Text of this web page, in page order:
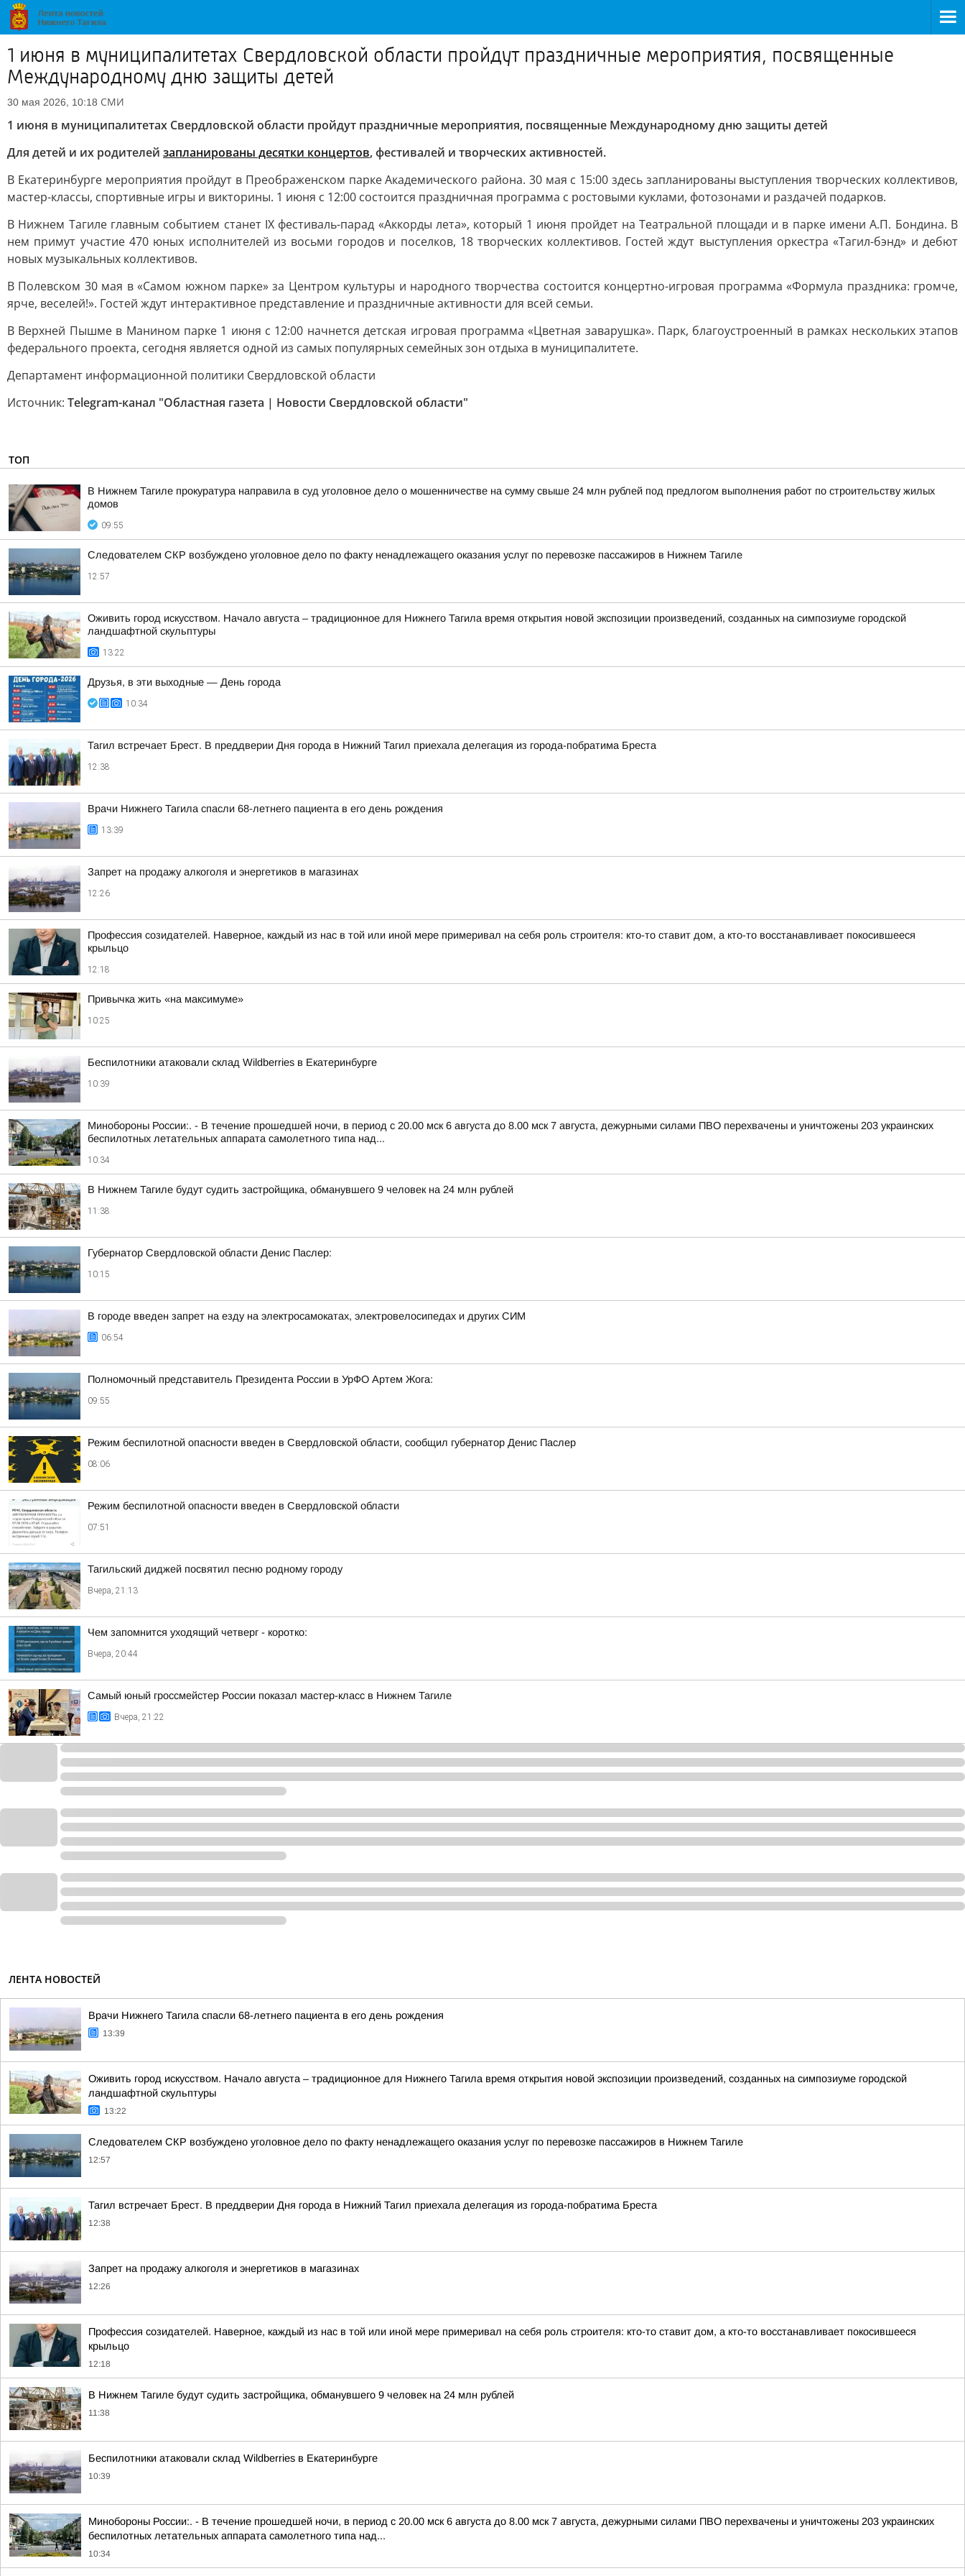
1 июня в муниципалитетах Свердловской области пройдут праздничные мероприятия, посвященные
Международному дню защиты детей
30 мая 2026, 10:18 СМИ
1 июня в муниципалитетах Свердловской области пройдут праздничные мероприятия, посвященные Международному дню защиты детей
Для детей и их родителей запланированы десятки концертов, фестивалей и творческих активностей.
В Екатеринбурге мероприятия пройдут в Преображенском парке Академического района. 30 мая с 15:00 здесь запланированы выступления творческих коллективов,
мастер-классы, спортивные игры и викторины. 1 июня с 12:00 состоится праздничная программа с ростовыми куклами, фотозонами и раздачей подарков.
В Нижнем Тагиле главным событием станет IX фестиваль-парад «Аккорды лета», который 1 июня пройдет на Театральной площади и в парке имени А.П. Бондина. В
нем примут участие 470 юных исполнителей из восьми городов и поселков, 18 творческих коллективов. Гостей ждут выступления оркестра «Тагил-бэнд» и дебют
новых музыкальных коллективов.
В Полевском 30 мая в «Самом южном парке» за Центром культуры и народного творчества состоится концертно-игровая программа «Формула праздника: громче,
ярче, веселей!». Гостей ждут интерактивное представление и праздничные активности для всей семьи.
В Верхней Пышме в Манином парке 1 июня с 12:00 начнется детская игровая программа «Цветная заварушка». Парк, благоустроенный в рамках нескольких этапов
федерального проекта, сегодня является одной из самых популярных семейных зон отдыха в муниципалитете.
Департамент информационной политики Свердловской области
Источник: Telegram-канал "Областная газета | Новости Свердловской области"
ТОП
В Нижнем Тагиле прокуратура направила в суд уголовное дело о мошенничестве на сумму свыше 24 млн рублей под предлогом выполнения работ по строительству жилых
домов
09:55
Следователем СКР возбуждено уголовное дело по факту ненадлежащего оказания услуг по перевозке пассажиров в Нижнем Тагиле
12:57
Оживить город искусством. Начало августа – традиционное для Нижнего Тагила время открытия новой экспозиции произведений, созданных на симпозиуме городской
ландшафтной скульптуры
13:22
Друзья, в эти выходные — День города
10:34
Тагил встречает Брест. В преддверии Дня города в Нижний Тагил приехала делегация из города-побратима Бреста
12:38
Врачи Нижнего Тагила спасли 68-летнего пациента в его день рождения
13:39
Запрет на продажу алкоголя и энергетиков в магазинах
12:26
Профессия созидателей. Наверное, каждый из нас в той или иной мере примеривал на себя роль строителя: кто-то ставит дом, а кто-то восстанавливает покосившееся
крыльцо
12:18
Привычка жить «на максимуме»
10:25
Беспилотники атаковали склад Wildberries в Екатеринбурге
10:39
Минобороны России:. - В течение прошедшей ночи, в период с 20.00 мск 6 августа до 8.00 мск 7 августа, дежурными силами ПВО перехвачены и уничтожены 203 украинских
беспилотных летательных аппарата самолетного типа над...
10:34
В Нижнем Тагиле будут судить застройщика, обманувшего 9 человек на 24 млн рублей
11:38
Губернатор Свердловской области Денис Паслер:
10:15
В городе введен запрет на езду на электросамокатах, электровелосипедах и других СИМ
06:54
Полномочный представитель Президента России в УрФО Артем Жога:
09:55
Режим беспилотной опасности введен в Свердловской области, сообщил губернатор Денис Паслер
08:06
Режим беспилотной опасности введен в Свердловской области
07:51
Тагильский диджей посвятил песню родному городу
Вчера, 21:13
Чем запомнится уходящий четверг - коротко:
Вчера, 20:44
Самый юный гроссмейстер России показал мастер-класс в Нижнем Тагиле
Вчера, 21:22
ЛЕНТА НОВОСТЕЙ
Врачи Нижнего Тагила спасли 68-летнего пациента в его день рождения
13:39
Оживить город искусством. Начало августа – традиционное для Нижнего Тагила время открытия новой экспозиции произведений, созданных на симпозиуме городской
ландшафтной скульптуры
13:22
Следователем СКР возбуждено уголовное дело по факту ненадлежащего оказания услуг по перевозке пассажиров в Нижнем Тагиле
12:57
Тагил встречает Брест. В преддверии Дня города в Нижний Тагил приехала делегация из города-побратима Бреста
12:38
Запрет на продажу алкоголя и энергетиков в магазинах
12:26
Профессия созидателей. Наверное, каждый из нас в той или иной мере примеривал на себя роль строителя: кто-то ставит дом, а кто-то восстанавливает покосившееся
крыльцо
12:18
В Нижнем Тагиле будут судить застройщика, обманувшего 9 человек на 24 млн рублей
11:38
Беспилотники атаковали склад Wildberries в Екатеринбурге
10:39
Минобороны России:. - В течение прошедшей ночи, в период с 20.00 мск 6 августа до 8.00 мск 7 августа, дежурными силами ПВО перехвачены и уничтожены 203 украинских
беспилотных летательных аппарата самолетного типа над...
10:34